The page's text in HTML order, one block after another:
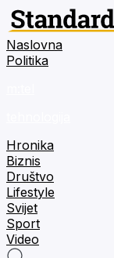
Naslovna
Politika
Hronika
Biznis
Društvo
Lifestyle
Svijet
Sport
Video